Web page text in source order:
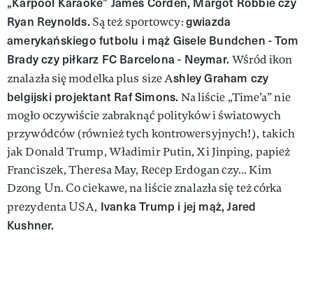
Ryan Reynolds. Są też sportowcy:gwiazda
amerykańskiego futbolu i mąż Gisele Bundchen - Tom
Brady czy piłkarz FC Barcelona - Neymar.Wśród ikon
znalazła się modelka plus size Ashley Graham czy
belgijski projektant Raf Simons. Na liście „Time’a” nie
mogło oczywiście zabraknąć polityków i światowych
przywódców (również tych kontrowersyjnych!), takich
jak Donald Trump, Władimir Putin, Xi Jinping, papież
Franciszek, Theresa May, Recep Erdogan czy… Kim
Dzong Un. Co ciekawe, na liście znalazła się też córka
prezydenta USA, Ivanka Trump i jej mąż, Jared
Kushner.